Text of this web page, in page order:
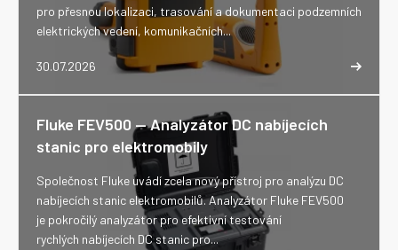
30.07.2026
pro přesnou lokalizaci, trasování a dokumentaci podzemních
elektrických vedení, komunikačních...
Fluke FEV500 -- Analyzátor DC nabíjecích
stanic pro elektromobily
Společnost Fluke uvádí zcela nový přístroj pro analýzu DC
nabíjecích stanic elektromobilů. Analyzátor Fluke FEV500
je pokročilý analyzátor pro efektivní testování
rychlých nabíjecích DC stanic pro...